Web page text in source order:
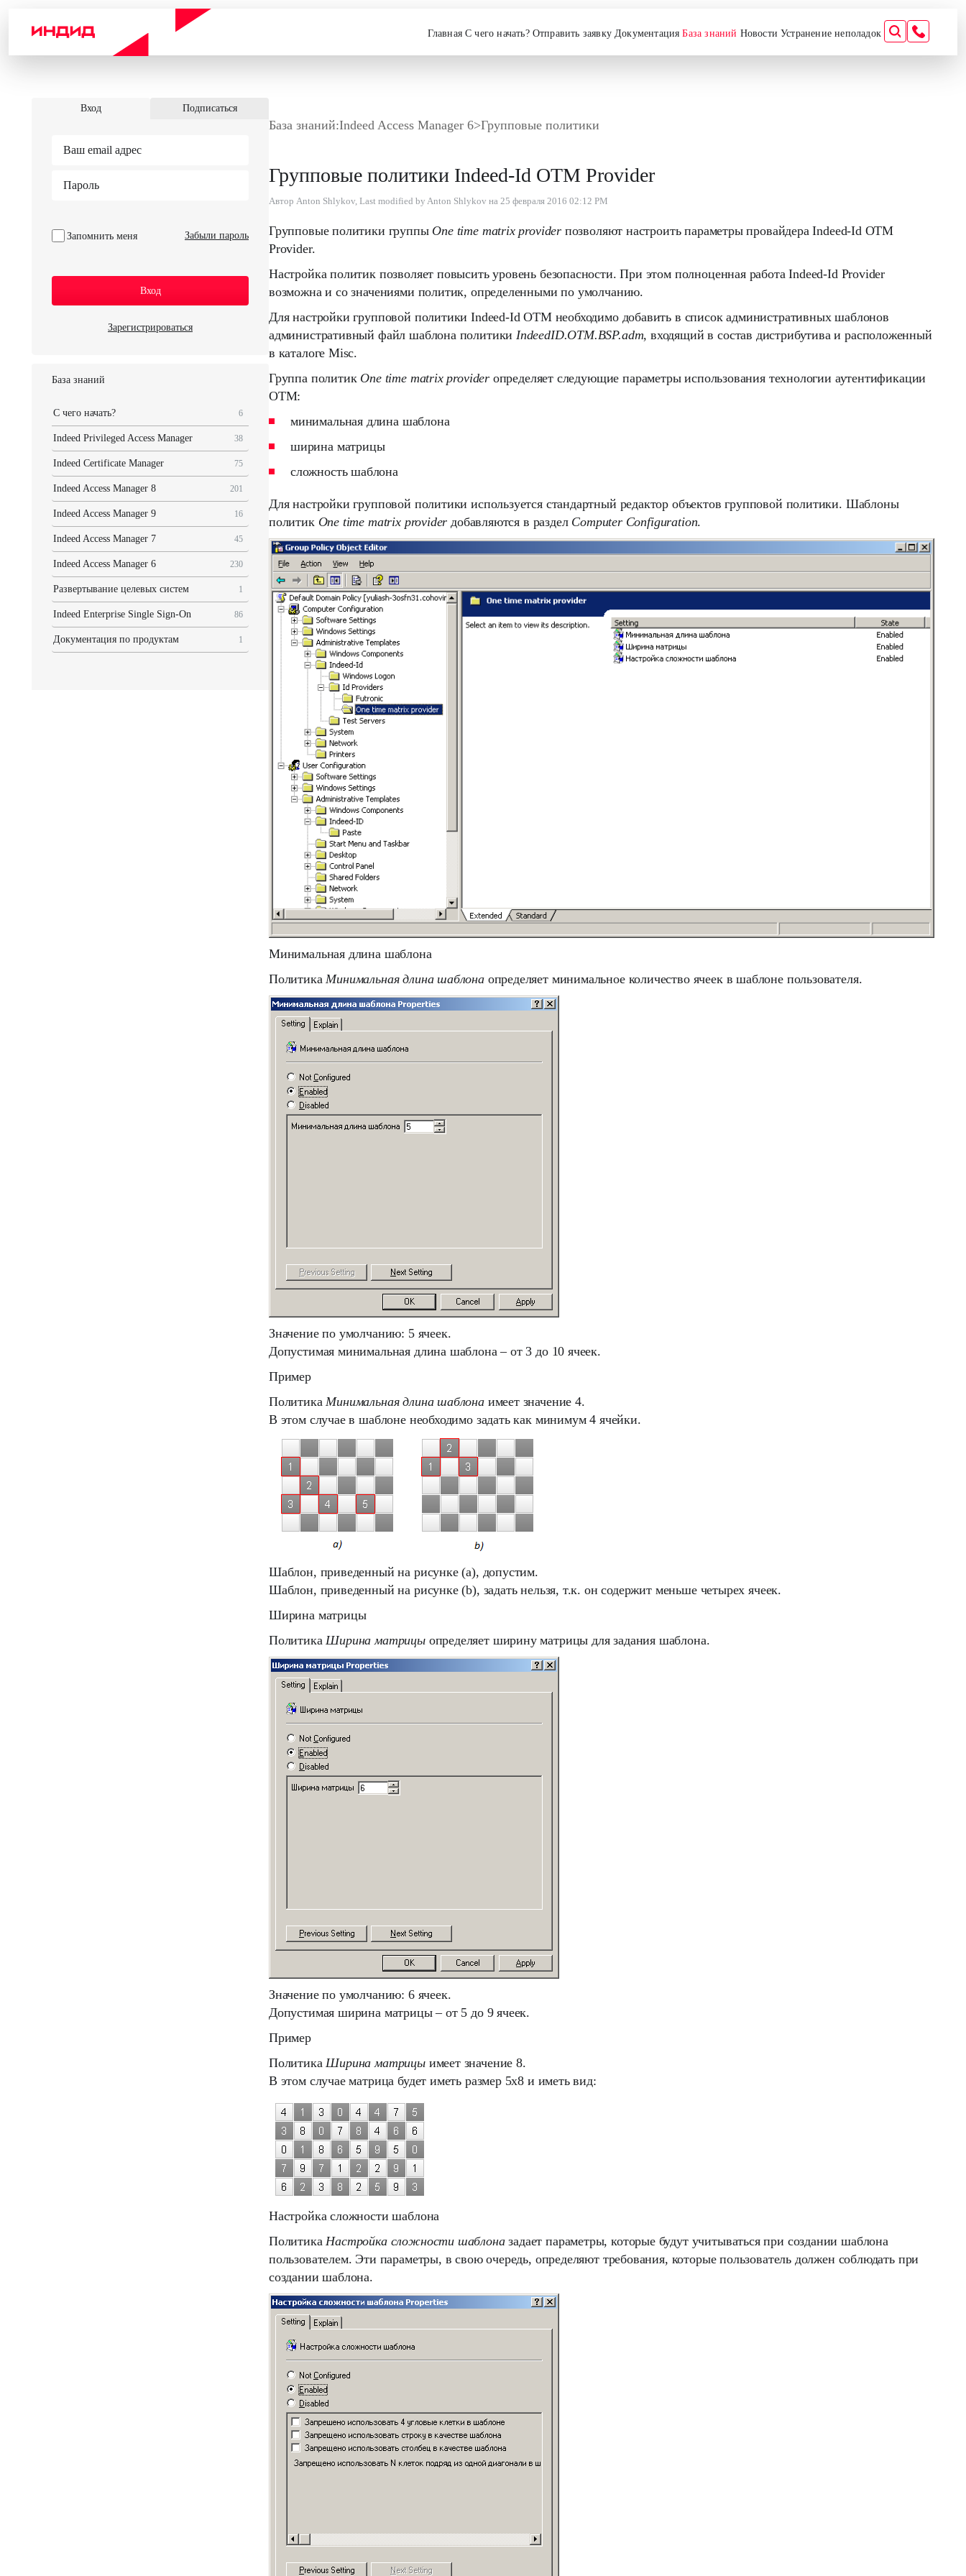
Главная С чего начать? Отправить заявку Документация База знаний Новости Устранение неполадок
Вход Подписаться
Запомнить меня Забыли пароль
Зарегистрироваться
База знаний
6
С чего начать?
38
Indeed Privileged Access Manager
75
Indeed Certificate Manager
201
Indeed Access Manager 8
16
Indeed Access Manager 9
45
Indeed Access Manager 7
230
Indeed Access Manager 6
1
Развертывание целевых систем
86
Indeed Enterprise Single Sign-On
1
Документация по продуктам
База знаний:Indeed Access Manager 6>Групповые политики
Групповые политики Indeed-Id OTM Provider
Автор Anton Shlykov, Last modified by Anton Shlykov на 25 февраля 2016 02:12 PM
Групповые политики группы One time matrix provider позволяют настроить параметры провайдера Indeed-Id OTM
Provider.
Настройка политик позволяет повысить уровень безопасности. При этом полноценная работа Indeed-Id Provider
возможна и со значениями политик, определенными по умолчанию.
Для настройки групповой политики Indeed-Id OTM необходимо добавить в список административных шаблонов
административный файл шаблона политики IndeedID.OTM.BSP.adm, входящий в состав дистрибутива и расположенный
в каталоге Misc.
Группа политик One time matrix provider определяет следующие параметры использования технологии аутентификации
OTM:
минимальная длина шаблона
ширина матрицы
сложность шаблона
Для настройки групповой политики используется стандартный редактор объектов групповой политики. Шаблоны
политик One time matrix provider добавляются в раздел Computer Configuration.
Минимальная длина шаблона
ПолитикаМинимальная длина шаблонаопределяет минимальное количество ячеек в шаблоне пользователя.
Значение по умолчанию: 5 ячеек.
Допустимая минимальная длина шаблона – от 3 до 10 ячеек.
Пример
ПолитикаМинимальная длина шаблонаимеет значение 4.
В этом случае в шаблоне необходимо задать как минимум 4 ячейки.
Шаблон, приведенный на рисунке (а), допустим.
Шаблон, приведенный на рисунке (b), задать нельзя, т.к. он содержит меньше четырех ячеек.
Ширина матрицы
ПолитикаШирина матрицыопределяет ширину матрицы для задания шаблона.
Значение по умолчанию: 6 ячеек.
Допустимая ширина матрицы – от 5 до 9 ячеек.
Пример
ПолитикаШирина матрицыимеет значение 8.
В этом случае матрица будет иметь размер 5x8 и иметь вид:
Настройка сложности шаблона
ПолитикаНастройка сложности шаблоназадает параметры, которые будут учитываться при создании шаблона
пользователем. Эти параметры, в свою очередь, определяют требования, которые пользователь должен соблюдать при
создании шаблона.